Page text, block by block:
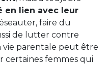
en lien avec leur
faire du
de lutter contre
vie parentale peut être
femmes qui